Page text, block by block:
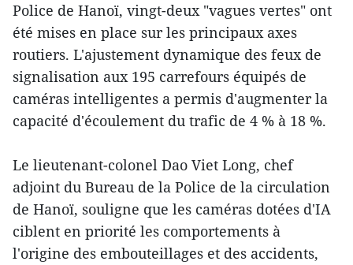
Police de Hanoï, vingt-deux "vagues vertes" ont
été mises en place sur les principaux axes
routiers. L'ajustement dynamique des feux de
signalisation aux 195 carrefours équipés de
caméras intelligentes a permis d'augmenter la
capacité d'écoulement du trafic de 4 % à 18 %.
Le lieutenant-colonel Dao Viet Long, chef
adjoint du Bureau de la Police de la circulation
de Hanoï, souligne que les caméras dotées d'IA
ciblent en priorité les comportements à
l'origine des embouteillages et des accidents,